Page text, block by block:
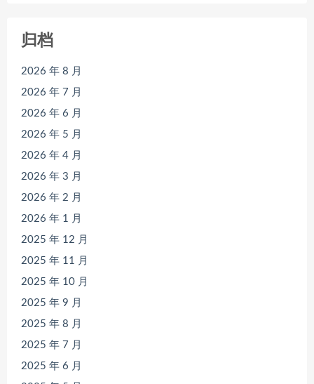
归档
2026 年 8 月
2026 年 7 月
2026 年 6 月
2026 年 5 月
2026 年 4 月
2026 年 3 月
2026 年 2 月
2026 年 1 月
2025 年 12 月
2025 年 11 月
2025 年 10 月
2025 年 9 月
2025 年 8 月
2025 年 7 月
2025 年 6 月